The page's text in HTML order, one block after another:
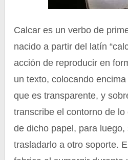
Calcar es un verbo de
nacido a partir del latín
acción de reproducir en
un texto, colocando
que es transparente, y
transcribe el contorno de
de dicho papel, para luego,
trasladarlo a otro soporte.